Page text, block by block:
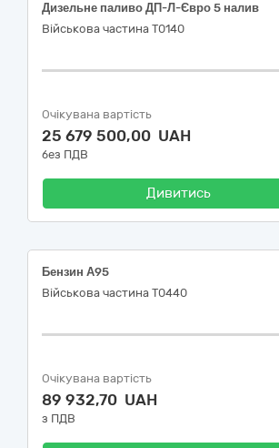
Дизельне паливо ДП-Л-Євро 5 налив
Військова частина Т0140
Очікувана вартість
25 679 500,00 UAH
без ПДВ
Дивитись
Бензин А95
Військова частина Т0440
Очікувана вартість
89 932,70 UAH
з ПДВ